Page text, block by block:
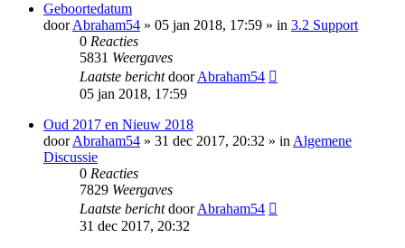
Geboortedatum
doorAbraham54 » 05 jan 2018, 17:59 » in 3.2 Support
0 Reacties
5831 Weergaves
Laatste berichtdoorAbraham54
05 jan 2018, 17:59
Oud 2017 en Nieuw 2018
doorAbraham54 » 31 dec 2017, 20:32 » inAlgemene
Discussie
0 Reacties
7829 Weergaves
Laatste berichtdoorAbraham54
31 dec 2017, 20:32